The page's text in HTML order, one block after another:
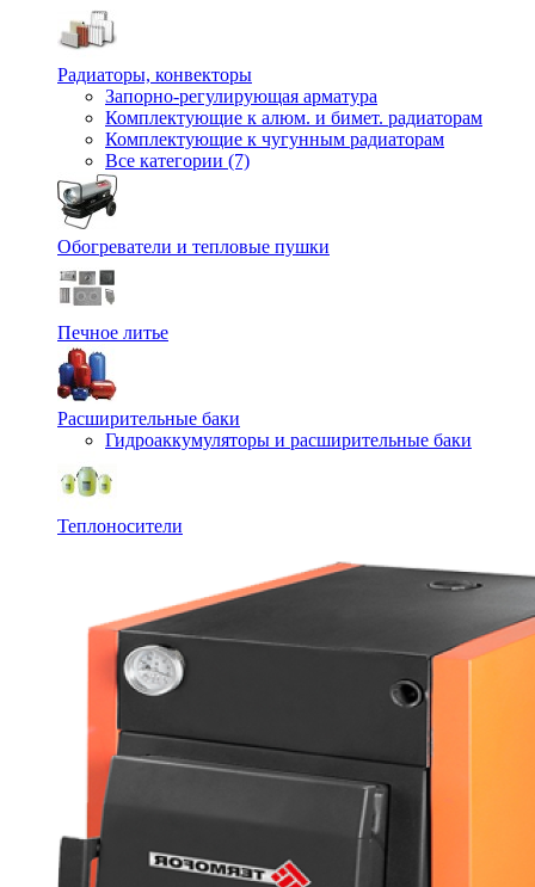
Радиаторы, конвекторы
Запорно-регулирующая арматура
Комплектующие к алюм. и бимет. радиаторам
Комплектующие к чугунным радиаторам
Все категории (7)
Обогреватели и тепловые пушки
Печное литье
Расширительные баки
Гидроаккумуляторы и расширительные баки
Теплоносители